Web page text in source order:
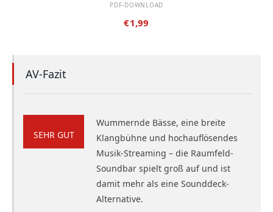
PDF-DOWNLOAD
€1,99
AV-Fazit
SEHR GUT
Wummernde Bässe, eine breite
Klangbühne und hochauflösendes
Musik-Streaming – die Raumfeld-
Soundbar spielt groß auf und ist
damit mehr als eine Sounddeck-
Alternative.